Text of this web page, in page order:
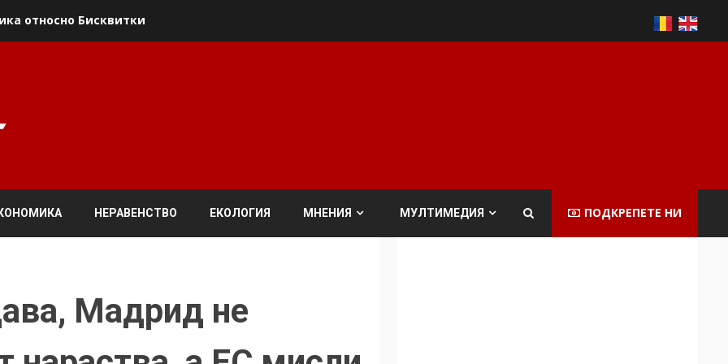
×
относно Бисквитки
НЕРАВЕНСТВО ЕКОЛОГИЯ МНЕНИЯ МУЛТИМЕДИЯ ПОДКРЕПЕТЕ НИ
Мадрид не
4
преструват, че не